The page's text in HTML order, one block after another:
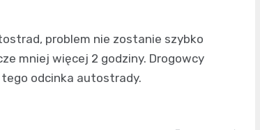
problem nie zostanie szybko
mniej więcej 2 godziny. Drogowcy
odcinka autostrady.